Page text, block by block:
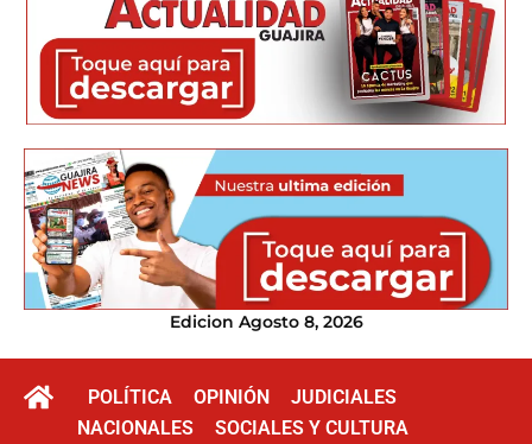
Edicion Agosto 8, 2026
POLÍTICA OPINIÓN
JUDICIALES
NACIONALES
SOCIALES Y CULTURA